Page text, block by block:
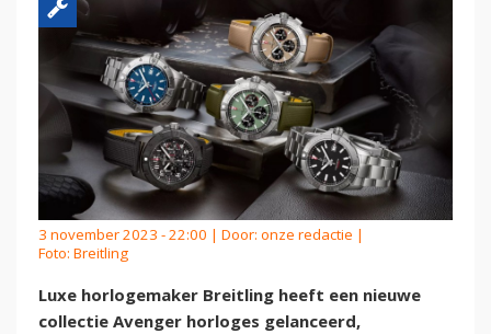
3 november 2023 - 22:00 | Door: onze redactie |
Foto: Breitling
Luxe horlogemaker Breitling heeft een nieuwe
collectie Avenger horloges gelanceerd,